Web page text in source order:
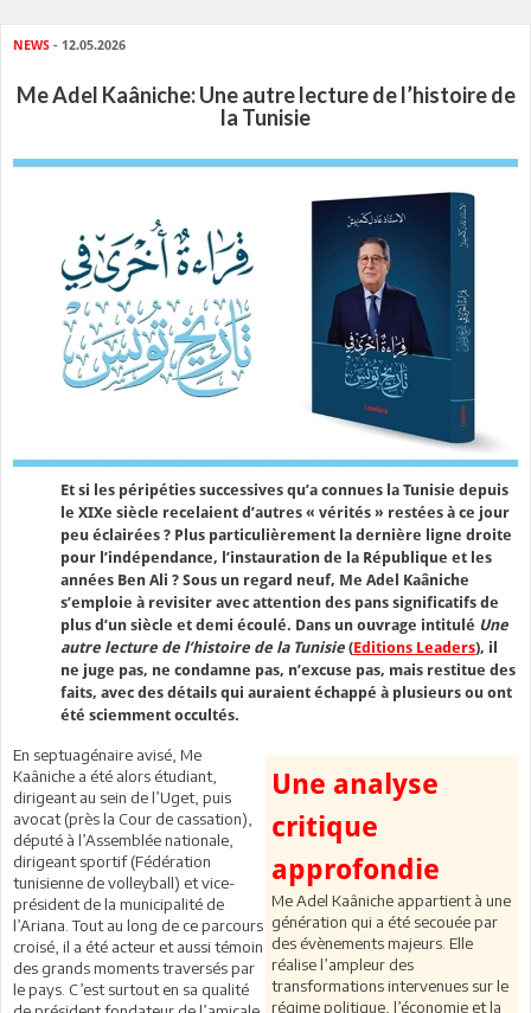
NEWS - 12.05.2026
Me Adel Kaâniche: Une autre lecture de l’histoire de
la Tunisie
Et si les péripéties successives qu’a connues la Tunisie depuis
le XIXe siècle recelaient d’autres « vérités » restées à ce jour
peu éclairées ? Plus particulièrement la dernière ligne droite
pour l’indépendance, l’instauration de la République et les
années Ben Ali ? Sous un regard neuf, Me Adel Kaâniche
s’emploie à revisiter avec attention des pans significatifs de
plus d’un siècle et demi écoulé. Dans un ouvrage intitulé Une
autre lecture de l’histoire de la Tunisie (Editions Leaders), il
ne juge pas, ne condamne pas, n’excuse pas, mais restitue des
faits, avec des détails qui auraient échappé à plusieurs ou ont
été sciemment occultés.
Une analyse
critique
approfondie
Me Adel Kaâniche appartient à une
génération qui a été secouée par
des évènements majeurs. Elle
réalise l’ampleur des
transformations intervenues sur le
régime politique, l’économie et la
En septuagénaire avisé, Me
Kaâniche a été alors étudiant,
dirigeant au sein de l’Uget, puis
avocat (près la Cour de cassation),
député à l’Assemblée nationale,
dirigeant sportif (Fédération
tunisienne de volleyball) et vice-
président de la municipalité de
l’Ariana. Tout au long de ce parcours
croisé, il a été acteur et aussi témoin
des grands moments traversés par
le pays. C’est surtout en sa qualité